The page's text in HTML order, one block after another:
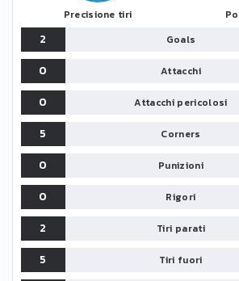
Precisione tiri
2 Goals
0
Attacchi
0
Attacchi pericolosi
5
Corners
0
Punizioni
0
Rigori
2
Tiri parati
5
Tiri fuori